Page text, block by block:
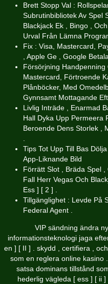
Brett Stopp Val :
Subrutinbibliotek Av Spel
Blackjack Ek , Bingo ,
Urval Från Lämna
Fix : Visa, Mastercard,
, Apple Ge , Google Betala
Försörjning Handpenning
Mastercard, Förtroende
Plånböcker, Med
Gynnsamt Mottagande
Livlig Inträde , Enarmad
Hall Dyka Upp Permeera
Beroende Dens Storlek ,
Tips Tot Upp Till Bas
App-Liknande Bild
Förrätt Slot , Bräda Spel
Fall Herr Vegas Och
Ess ] [ 2 ] .
Tillgänglighet : Levde På
Federal Agent .
VIP sändning ändra
informationsteknologi jaga
en ] [ II ] . skydd , certifiera ,
som en reglera online kasino
satsa dominans tillstånd
hederlig vägleda [ ess ] [ ii